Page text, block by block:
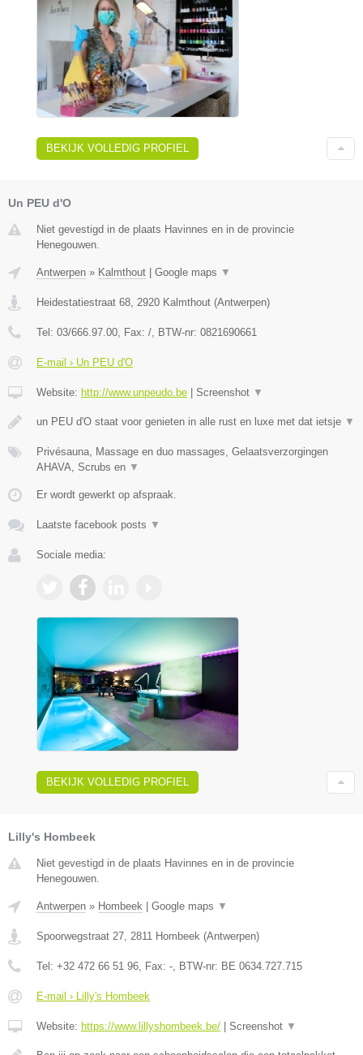
BEKIJK VOLLEDIG PROFIEL
Un PEU d'O
Niet gevestigd in de plaats Havinnes en in de provincie
Henegouwen.
Antwerpen » Kalmthout Google maps ▼
Heidestatiestraat 68 2920 Kalmthout (Antwerpen)
Tel: 03/666.97.00 , Fax: / , BTW-nr: 0821690661
E-mail › Un PEU d'O
Website: http://www.unpeudo.be Screenshot ▼
un PEU d'O staat voor genieten in alle rust en luxe met dat ietsje ▼
Privésauna, Massage en duo massages, Gelaatsverzorgingen
AHAVA, Scrubs en ▼
Er wordt gewerkt op afspraak.
Laatste facebook posts ▼
Sociale media:
BEKIJK VOLLEDIG PROFIEL
Lilly's Hombeek
Niet gevestigd in de plaats Havinnes en in de provincie
Henegouwen.
Antwerpen » Hombeek Google maps ▼
Spoorwegstraat 27, 2811 Hombeek (Antwerpen)
Tel: +32 472 66 51 96, Fax: -, BTW-nr: BE 0634.727.715
E-mail › Lilly's Hombeek
Website: https://www.lillyshombeek.be/ Screenshot ▼